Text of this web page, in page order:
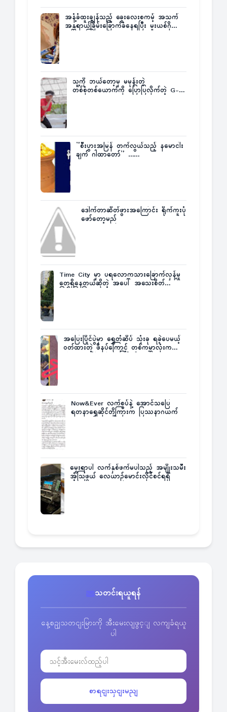
အနံ့ခံထူးချွန်သည့် ခွေးလေးစကမ့် အသက်
အန္တရာယ်ခြိမ်းခြောက်ခံနေရပြီး မူးယစ်ဂိုဏ်း
သူ့ကို ဘယ်တော့မှ မမုန်းတဲ့
တစ်စုံတစ်ယောက်ကို ပြောပြလိုက်တဲ့ G-
”စီးပွားအမြန် တက်လွယ်သည့် နမောငါး
ချက် ဂါထာတော်” ……
ဒေါက်တာဆိတ်ဖွားအကြောင်း ရိုက်ကူးပုံ
ဖော်တော့မည်
Time City မှာ ပရလောကသားခြောက်လှန့်မှု
တွေရှိနေတယ်ဆိုတဲ့ အပေါ် အသေးစိတ်
အပြေးပြိုင်ပွဲမှာ ရွှေတံဆိပ် သုံးခု ရခဲ့ပေမယ့်
ဝတ်ထားတဲ့ ဖိနပ်ကြောင့် တစ်ကမ္ဘာလုံးက
Now&Ever လက်စွပ်နဲ့ အောင်သပြေ
ရတနာရွှေဆိုင်တို့ကြားက ပြဿနာဂယက်
မွေးရာပါ လက်နှစ်ဖက်မပါသည့် အမျိုးသမီး
အံ့သြဖွယ် လေယာဉ်မောင်းလိုင်စင်ရရှိ
သတင်းရယူရန်
နေ့စဥျသတငျးမြားကို အီးမေးလျဖွင့ျ လကျခံရယူ
ပါ
စာရငျးသှငျးမညျ